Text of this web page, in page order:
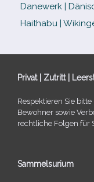
Danewerk |
Haithabu |
Privat | Zutritt |
Respektieren Sie
Bewohner sowie
recht­li­che Folgen für
Sammelsurium